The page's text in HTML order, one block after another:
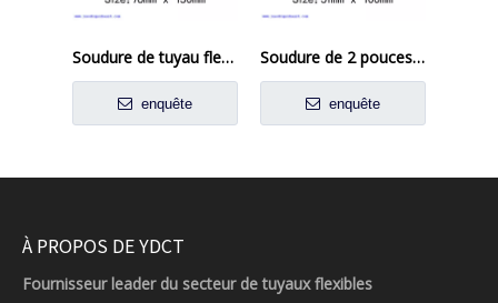
Soudure de tuyau flexi d'échappement sur le joint flexible Réparation de tube flexible 76 mm x 150 mm
enquête
Soudure de 2 pouces x 4 pouces sur le tuyau flexi d'échappement Réparation du tube flexible
enquête
À PROPOS DE YDCT
Fournisseur leader du secteur de tuyaux flexibles